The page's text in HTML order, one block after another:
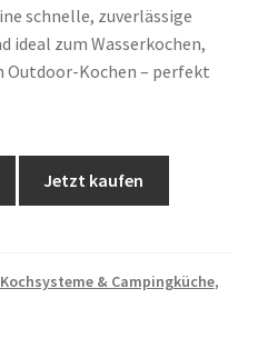
schnelle, zuverlässige
ideal zum Wasserkochen,
Outdoor-Kochen – perfekt
Jetzt kaufen
Kochsysteme & Campingküche,